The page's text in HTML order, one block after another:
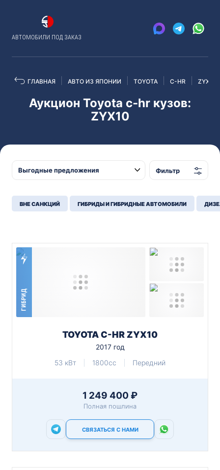
АВТОМОБИЛИ ПОД ЗАКАЗ
ГЛАВНАЯ АВТО ИЗ ЯПОНИИ TOYOTA C-HR ZYX10
Аукцион Toyota c-hr кузов:
ZYX10
Фильтр
ВНЕ САНКЦИЙ ГИБРИДЫ И ГИБРИДНЫЕ АВТОМОБИЛИ
ГИБРИД
TOYOTA C-HR ZYX10
2017 год
53 кВт
1800cc Передний
1 249 400 ₽
Полная пошлина
СВЯЗАТЬСЯ С НАМИ